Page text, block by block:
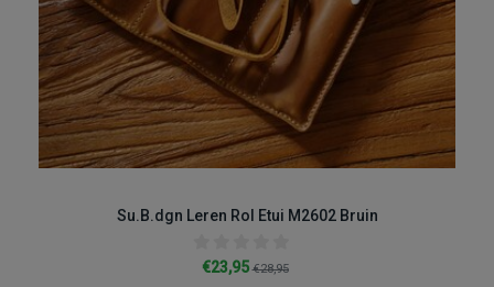
Su.B.dgn Leren Rol Etui M2602 Bruin
€23,95€28,95